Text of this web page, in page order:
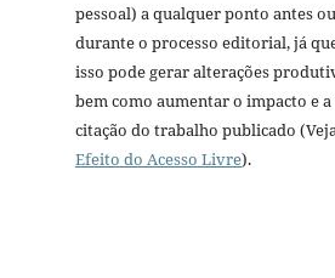
pessoal) a qualquer ponto antes ou
durante o processo editorial, já
isso pode gerar alterações
bem como aumentar o impacto e a
citação do trabalho publicado
Efeito do Acesso Livre).